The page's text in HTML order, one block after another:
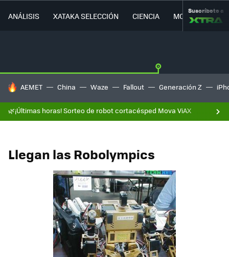
ANÁLISIS XATAKA SELECCIÓN CIENCIA MOVILIDAD
Suscríbete a
HOY SE HABLA DE
AEMET China Waze Fallout Generación Z
🌿¡Últimas horas! Sorteo de robot cortacésped Mova ViAX
Llegan las Robolympics